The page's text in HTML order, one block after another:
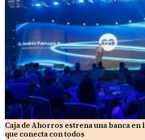
Caja de Ahorros estrena una banca
que conecta con todos